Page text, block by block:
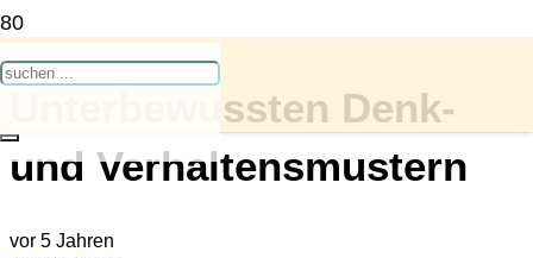
Unterbewussten Denk-
und Verhaltensmustern
vor 5 Jahren